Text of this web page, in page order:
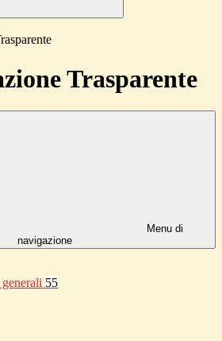
Trasparente
Menu di
navigazione
55